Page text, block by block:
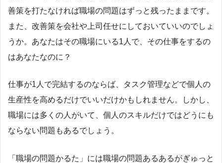
善策を打たなければ職場の問題はずっと残ったままです。
また、改善策を会社や上司任せにしておいていいのでしょ
うか。あなたはその職場にいる1人で、その仕事をするの
はあなたなのに？
仕事が1人で完結するのならば、タスク管理などで個人の
生産性を高めるだけでいいだけかもしれません。しかし、
職場には多くの人がいて、個人のスキルだけではどうにも
ならない問題もあるでしょう。
「職場の問題かるた」には職場の問題あるあるがぎゅっと